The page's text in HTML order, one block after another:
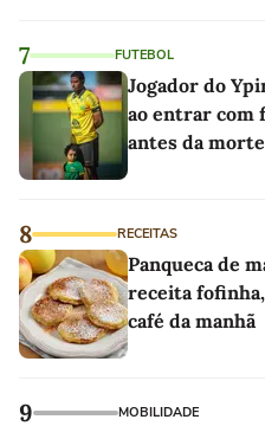
7 FUTEBOL
Jogador do
ao entrar com
antes da
8 RECEITAS
Panqueca de
receita
café da manhã
9 MOBILIDADE